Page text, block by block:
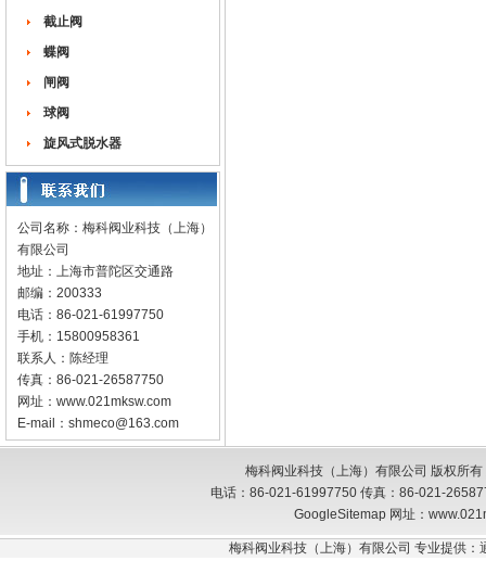
截止阀
蝶阀
闸阀
球阀
旋风式脱水器
公司名称：梅科阀业科技（上海）
有限公司
地址：上海市普陀区交通路
邮编：200333
电话：86-021-61997750
手机：15800958361
联系人：陈经理
传真：86-021-26587750
网址： www.021mksw.com
E-mail： shmeco@163.com
梅科阀业科技（上海）有限公司 版权所
电话：86-021-61997750 传真：86-021-
GoogleSitemap网址：
梅科阀业科技（上海）有限公司 专业提供